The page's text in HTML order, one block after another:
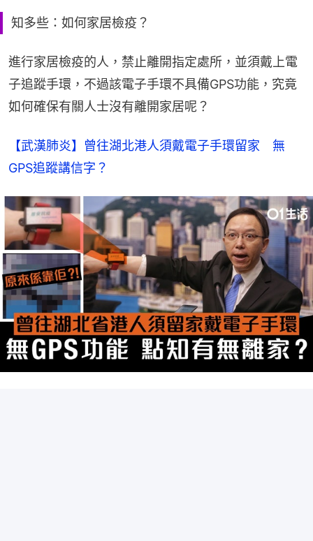
知多些：如何家居檢疫？
進行家居檢疫的人，禁止離開指定處所，並須戴上電
子追蹤手環，不過該電子手環不具備GPS功能，究竟
如何確保有關人士沒有離開家居呢？
【武漢肺炎】曾往湖北港人須戴電子手環留家　無
GPS追蹤講信字？